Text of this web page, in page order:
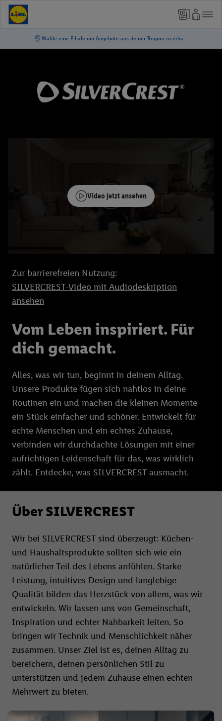
Video jetzt ansehen
Zur barrierefreien Nutzung:
SILVERCREST-Video mit Audiodeskription
ansehen
Vom Leben inspiriert. Für
dich gemacht.
Alles, was wir tun, beginnt in deinem Alltag.
Unsere Produkte fügen sich nahtlos in deine
Routinen ein und machen die kleinen Momente
ein Stück einfacher und schöner. Entwickelt für
echte Menschen und ein echtes Zuhause,
verbinden wir durchdachte Lösungen mit einer
aufrichtigen Leidenschaft für das, was wirklich
zählt. Entdecke, was SILVERCREST ausmacht.
Über SILVERCREST
Wir bei SILVERCREST sind überzeugt: Küchen-
und Haushaltsprodukte sollten sich wie ein
natürlicher Teil des Lebens anfühlen. Starke
Leistung, intuitives Design und langlebige
Qualität bilden das Herzstück von allem, was wir
entwickeln. Wir lassen uns von Gemeinschaft,
Inspiration und echter Nahbarkeit leiten. So
bringen wir Technik und Menschlichkeit näher
zusammen. Unser Ziel ist es, deinen Alltag zu
bereichern, deinen persönlichen Stil zu
unterstützen und jedem Zuhause einen echten
Mehrwert zu bieten.